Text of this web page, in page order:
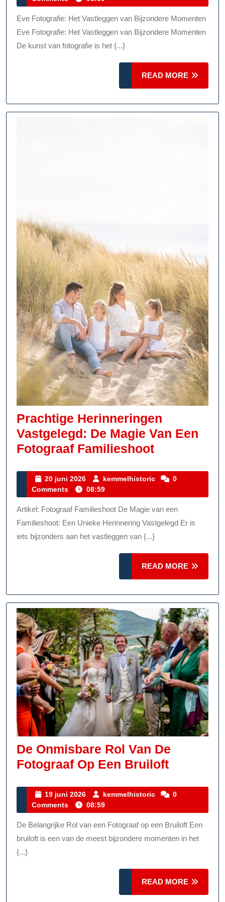
2026
Eve Fotografie: Het Vastleggen van Bijzondere Momenten
Eve Fotografie: Het Vastleggen van Bijzondere Momenten
De kunst van fotografie is het {...}
READ MORE
MORE
Prachtige Herinneringen
Vastgelegd: De Magie Van Een
Fotograaf FamilieshootPrachtige
Vastgelegd:
Magie
Van
Een
Fotograaf
20 juni 2026
20
juni
2026
kemmelhistoric kemmelhistoric
0
Comments
08:59
Artikel: Fotograaf Familieshoot De Magie van een
Familieshoot: Een Unieke Herinnering Vastgelegd Er is
iets bijzonders aan het vastleggen van {...}
READ MORE
MORE
De Onmisbare Rol Van De
Fotograaf Op Een BruiloftDe
Rol
De
Fotograaf
Een
Bruiloft
19 juni 2026
19
juni
2026
kemmelhistoric kemmelhistoric
0
Comments
08:59
De Belangrijke Rol van een Fotograaf op een Bruiloft Een
bruiloft is een van de meest bijzondere momenten in het
{...}
READ MORE
MORE